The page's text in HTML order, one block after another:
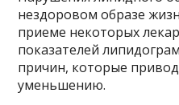
нездоровом образе
приеме некоторых
показателей
причин, которые
уменьшению.